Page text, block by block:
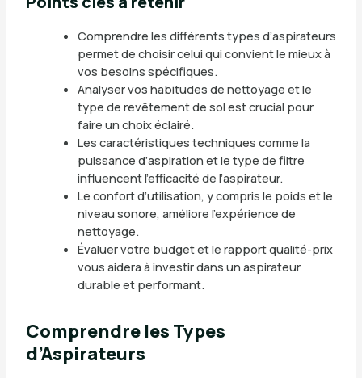
Comprendre les différents types d’aspirateurs
permet de choisir celui qui convient le mieux à
vos besoins spécifiques.
Analyser vos habitudes de nettoyage et le
type de revêtement de sol est crucial pour
faire un choix éclairé.
Les caractéristiques techniques comme la
puissance d’aspiration et le type de filtre
influencent l’efficacité de l’aspirateur.
Le confort d’utilisation, y compris le poids et le
niveau sonore, améliore l’expérience de
nettoyage.
Évaluer votre budget et le rapport qualité-prix
vous aidera à investir dans un aspirateur
durable et performant.
Comprendre les Types
d’Aspirateurs